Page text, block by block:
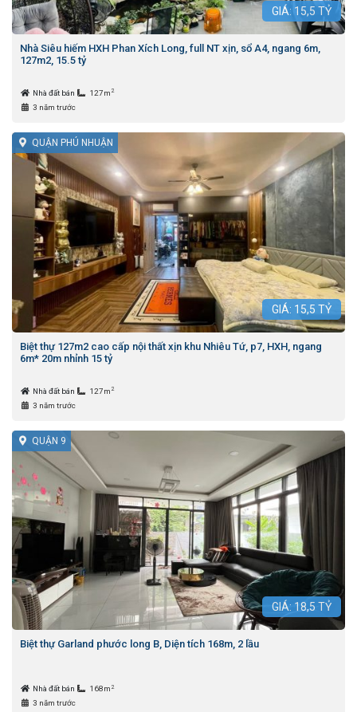
GIÁ: 15,5 TỶ
Nhà Siêu hiếm HXH Phan Xích Long, full NT xịn, sổ A4, ngang 6m,
127m2, 15.5 tỷ
Nhà đất bán 127m 2
3 năm trước
QUẬN PHÚ NHUẬN
GIÁ: 15,5 TỶ
Biệt thự 127m2 cao cấp nội thất xịn khu Nhiêu Tứ, p7, HXH, ngang
6m* 20m nhỉnh 15 tỷ
Nhà đất bán 127m 2
3 năm trước
QUẬN 9
GIÁ: 18,5 TỶ
Biệt thự Garland phước long B, Diện tích 168m, 2 lầu
Nhà đất bán 168m 2
3 năm trước